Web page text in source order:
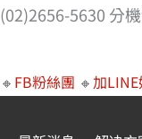
(02)2656-5630 分
🔸 FB粉絲團 🔸加